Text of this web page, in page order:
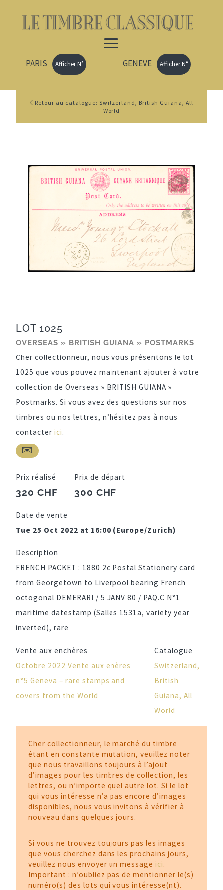
PARIS Afficher N° GENEVE Afficher N°
Retour au catalogue: Switzerland, British Guiana, All
World
LOT 1025
OVERSEAS » BRITISH GUIANA » POSTMARKS
Cher collectionneur, nous vous présentons le lot
1025 que vous pouvez maintenant ajouter à votre
collection de Overseas » BRITISH GUIANA »
Postmarks. Si vous avez des questions sur nos
timbres ou nos lettres, n’hésitez pas à nous
contacter ici.
Prix réalisé
320 CHF
Prix de départ
300 CHF
Date de vente
Tue 25 Oct 2022 at 16:00 (Europe/Zurich)
Description
FRENCH PACKET : 1880 2c Postal Stationery card
from Georgetown to Liverpool bearing French
octogonal DEMERARI / 5 JANV 80 / PAQ.C N°1
maritime datestamp (Salles 1531a, variety year
inverted), rare
Vente aux enchères
Octobre 2022 Vente aux enères
n°5 Geneva – rare stamps and
covers from the World
Catalogue
Switzerland,
British
Guiana, All
World
Cher collectionneur, le marché du timbre
étant en constante mutation, veuillez noter
que nous travaillons toujours à l’ajout
d’images pour les timbres de collection, les
lettres, ou n’importe quel autre lot. Si le lot
qui vous intéresse n’a pas encore d’images
disponibles, nous vous invitons à vérifier à
nouveau dans quelques jours.
Si vous ne trouvez toujours pas les images
que vous cherchez dans les prochains jours,
veuillez nous envoyer un message ici.
Important : n’oubliez pas de mentionner le(s)
numéro(s) des lots qui vous intéresse(nt).